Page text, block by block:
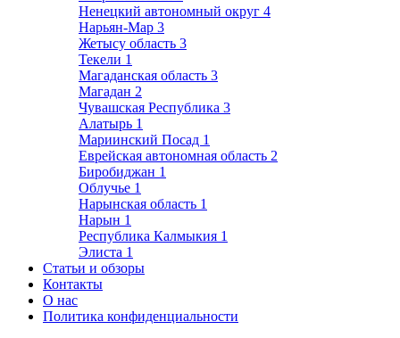
Ненецкий автономный округ 4
Нарьян-Мар 3
Жетысу область 3
Текели 1
Магаданская область 3
Магадан 2
Чувашская Республика 3
Алатырь 1
Мариинский Посад 1
Еврейская автономная область 2
Биробиджан 1
Облучье 1
Нарынская область 1
Нарын 1
Республика Калмыкия 1
Элиста 1
Статьи и обзоры
Контакты
О нас
Политика конфиденциальности